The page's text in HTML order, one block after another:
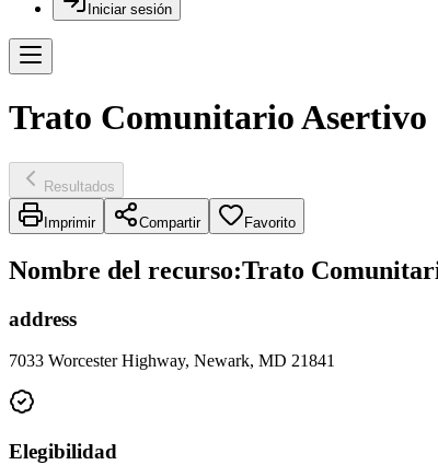
Iniciar sesión
Trato Comunitario Asertivo
Resultados
Imprimir Compartir Favorito
Nombre del recurso:Trato
address
7033 Worcester Highway, Newark, MD 21841
Elegibilidad